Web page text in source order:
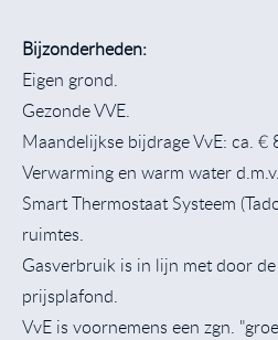
Bijzonderheden:
Eigen grond.
Gezonde VVE.
Maandelijkse bijdrage VvE: ca. €
Verwarming en warm water
Smart Thermostaat Systeem
ruimtes.
Gasverbruik is in lijn met door
prijsplafond.
VvE is voornemens een zgn.